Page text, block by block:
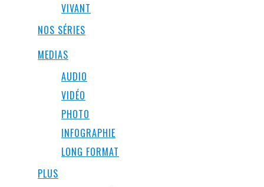
VIVANT
NOS SÉRIES
MEDIAS
AUDIO
VIDÉO
PHOTO
INFOGRAPHIE
LONG FORMAT
PLUS